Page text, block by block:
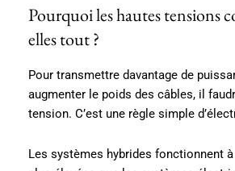
Pourquoi les hautes tensions
elles tout ?
Pour transmettre davantage de
augmenter le poids des câbles, il
tension. C’est une règle simple
Les systèmes hybrides fonctionnent